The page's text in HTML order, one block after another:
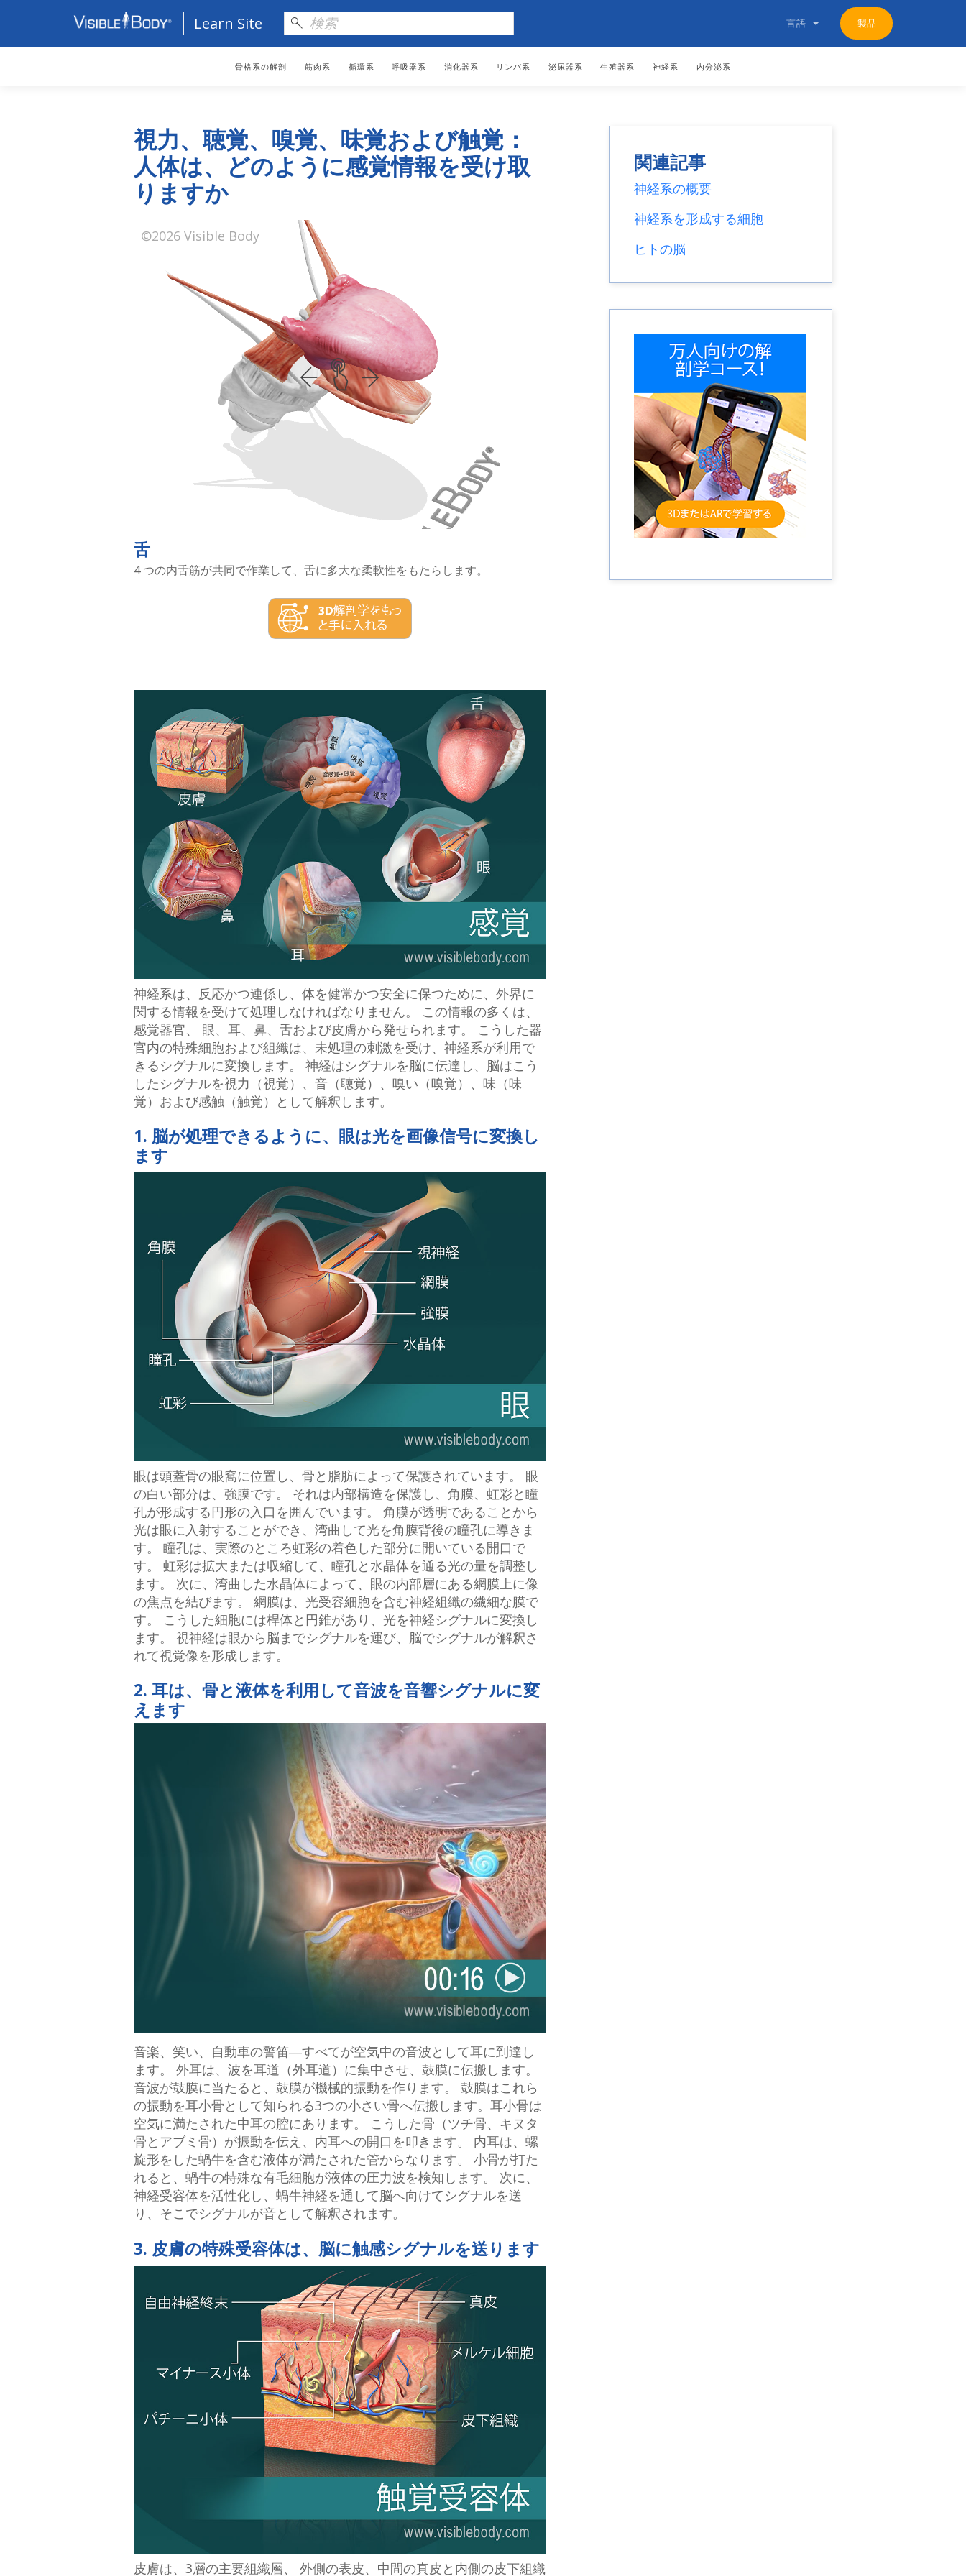
Learn Site 言語 製品
骨格系の解剖 筋肉系 循環系 呼吸器系 消化器系 リンパ系 泌尿器系 生殖器系 神経系 内分泌系
視力、聴覚、嗅覚、味覚および触覚：
人体は、どのように感覚情報を受け取
りますか
舌
4 つの内舌筋が共同で作業して、舌に多大な柔軟性をもたらします。
神経系は、反応かつ連係し、体を健常かつ安全に保つために、外界に
関する情報を受けて処理しなければなりません。 この情報の多くは、
感覚器官、 眼、耳、鼻、舌および皮膚から発せられます。 こうした器
官内の特殊細胞および組織は、未処理の刺激を受け、神経系が利用で
きるシグナルに変換します。 神経はシグナルを脳に伝達し、脳はこう
したシグナルを視力（視覚）、音（聴覚）、嗅い（嗅覚）、味（味
覚）および感触（触覚）として解釈します。
1. 脳が処理できるように、眼は光を画像信号に変換し
ます
眼は頭蓋骨の眼窩に位置し、骨と脂肪によって保護されています。 眼
の白い部分は、強膜です。 それは内部構造を保護し、角膜、虹彩と瞳
孔が形成する円形の入口を囲んでいます。 角膜が透明であることから
光は眼に入射することができ、湾曲して光を角膜背後の瞳孔に導きま
す。 瞳孔は、実際のところ虹彩の着色した部分に開いている開口で
す。 虹彩は拡大または収縮して、瞳孔と水晶体を通る光の量を調整し
ます。 次に、湾曲した水晶体によって、眼の内部層にある網膜上に像
の焦点を結びます。 網膜は、光受容細胞を含む神経組織の繊細な膜で
す。 こうした細胞には桿体と円錐があり、光を神経シグナルに変換し
ます。 視神経は眼から脳までシグナルを運び、脳でシグナルが解釈さ
れて視覚像を形成します。
2. 耳は、骨と液体を利用して音波を音響シグナルに変
えます
音楽、笑い、自動車の警笛―すべてが空気中の音波として耳に到達し
ます。 外耳は、波を耳道（外耳道）に集中させ、鼓膜に伝搬します。
音波が鼓膜に当たると、鼓膜が機械的振動を作ります。 鼓膜はこれら
の振動を耳小骨として知られる3つの小さい骨へ伝搬します。耳小骨は
空気に満たされた中耳の腔にあります。 こうした骨（ツチ骨、キヌタ
骨とアブミ骨）が振動を伝え、内耳への開口を叩きます。 内耳は、螺
旋形をした蝸牛を含む液体が満たされた管からなります。 小骨が打た
れると、蝸牛の特殊な有毛細胞が液体の圧力波を検知します。 次に、
神経受容体を活性化し、蝸牛神経を通して脳へ向けてシグナルを送
り、そこでシグナルが音として解釈されます。
3. 皮膚の特殊受容体は、脳に触感シグナルを送ります
皮膚は、3層の主要組織層、 外側の表皮、中間の真皮と内側の皮下組織
関連記事
神経系の概要
神経系を形成する細胞
ヒトの脳